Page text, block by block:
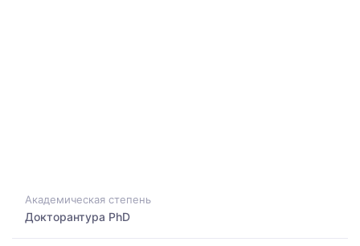
Академическая степень
Докторантура PhD